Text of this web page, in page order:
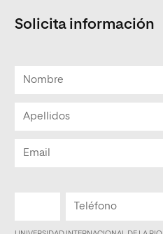
Solicita información